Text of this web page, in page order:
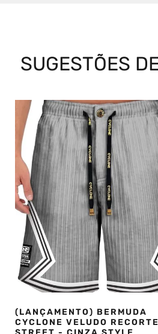
SUGESTÕES
(LANÇAMENTO) BERMUDA
CYCLONE VELUDO RECORTE